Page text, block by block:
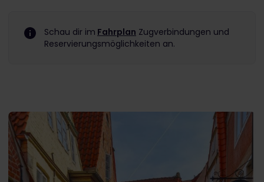
Schau dir im Fahrplan Zugverbindungen und
Reservierungsmöglichkeiten an.